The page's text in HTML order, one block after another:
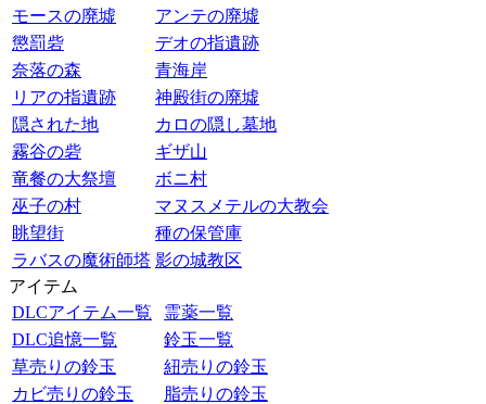
モースの廃墟
アンテの廃墟
懲罰砦
デオの指遺跡
奈落の森
青海岸
リアの指遺跡
神殿街の廃墟
隠された地
カロの隠し墓地
霧谷の砦
ギザ山
竜餐の大祭壇
ボニ村
巫子の村
マヌスメテルの大教会
眺望街
種の保管庫
ラバスの魔術師塔 影の城教区
アイテム
DLCアイテム一覧
霊薬一覧
DLC追憶一覧
鈴玉一覧
草売りの鈴玉
紐売りの鈴玉
カビ売りの鈴玉
脂売りの鈴玉